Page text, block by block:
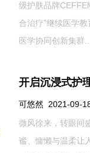
级护肤品牌
合治疗”继续医学
医学协同创新集群
开启沉浸式护
可悠然 2021-09-
微风徐来，转眼间
谧、慵懒与温柔让